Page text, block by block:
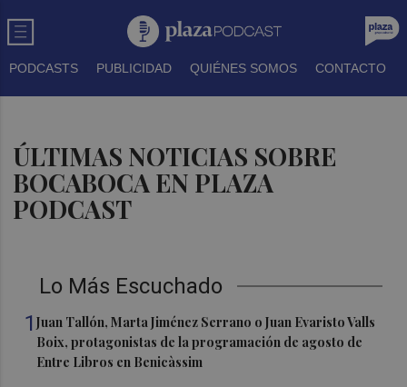
PODCASTS PUBLICIDAD QUIÉNES SOMOS CONTACTO
ÚLTIMAS NOTICIAS SOBRE
BOCABOCA EN PLAZA
PODCAST
Lo Más Escuchado
1Juan Tallón, Marta Jiménez Serrano o Juan Evaristo Valls
Boix, protagonistas de la programación de agosto de
Entre Libros en Benicàssim